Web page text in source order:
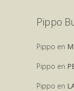
Pippo
Pippo en
Pippo en
Pippo en